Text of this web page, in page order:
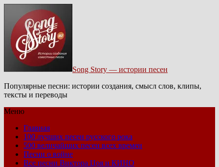
Song Story — истории песен
Популярные песни: истории создания, смысл слов, клипы,
тексты и переводы
Меню
Главная
100 лучших песен русского рока
500 величайших песен всех времен
Песни о войне
Все песни Виктора Цоя и КИНО